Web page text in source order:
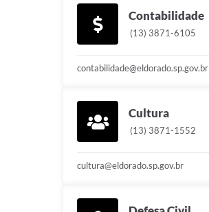
Contabilidade
(13) 3871-6105
contabilidade@eldorado.sp.gov.br
Cultura
(13) 3871-1552
cultura@eldorado.sp.gov.br